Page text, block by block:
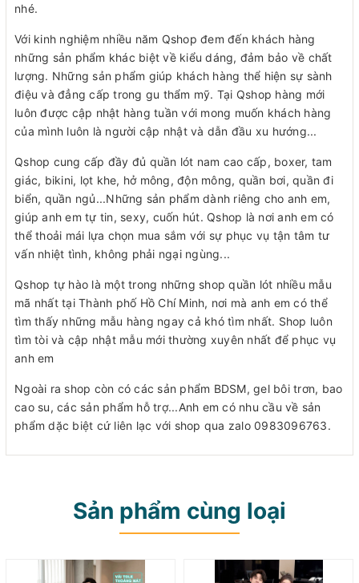
nhé.
Với kinh nghiệm nhiều năm Qshop đem đến khách hàng
những sản phẩm khác biệt về kiểu dáng, đảm bảo về chất
lượng. Những sản phẩm giúp khách hàng thể hiện sự sành
điệu và đẳng cấp trong gu thẩm mỹ. Tại Qshop hàng mới
luôn được cập nhật hàng tuần với mong muốn khách hàng
của mình luôn là người cập nhật và dẫn đầu xu hướng...
Qshop cung cấp đầy đủ quần lót nam cao cấp, boxer, tam
giác, bikini, lọt khe, hở mông, độn mông, quần bơi, quần đi
biển, quần ngủ...Những sản phẩm dành riêng cho anh em,
giúp anh em tự tin, sexy, cuốn hút. Qshop là nơi anh em có
thể thoải mái lựa chọn mua sắm với sự phục vụ tận tâm tư
vấn nhiệt tình, không phải ngại ngùng...
Qshop tự hào là một trong những shop quần lót nhiều mẫu
mã nhất tại Thành phố Hồ Chí Minh, nơi mà anh em có thể
tìm thấy những mẫu hàng ngay cả khó tìm nhất. Shop luôn
tìm tòi và cập nhật mẫu mới thường xuyên nhất để phục vụ
anh em
Ngoài ra shop còn có các sản phẩm BDSM, gel bôi trơn, bao
cao su, các sản phẩm hỗ trợ...Anh em có nhu cầu về sản
phẩm dặc biệt cứ liên lạc với shop qua zalo 0983096763.
Sản phẩm cùng loại